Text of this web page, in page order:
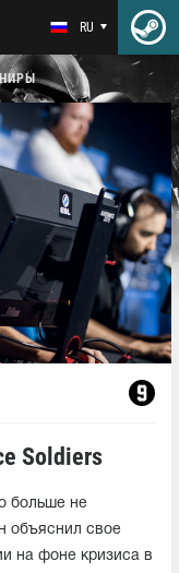
RU
Soldiers
больше не
объяснил свое
на фоне кризиса в